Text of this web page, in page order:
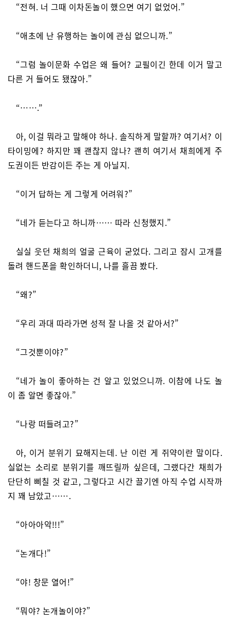
“전혀. 너 그때 이차돈놀이 했으면 여기 없었어.”
“애초에 난 유행하는 놀이에 관심 없으니까.”
“그럼 놀이문화 수업은 왜 들어? 교필이긴 한데 이거 말고
다른 거 들어도 됐잖아.”
“…….”
아, 이걸 뭐라고 말해야 하나. 솔직하게 말할까? 여기서? 이
타이밍에? 하지만 꽤 괜찮지 않나? 괜히 여기서 채희에게 주
도권이든 반감이든 주는 게 아닐지.
“이거 답하는 게 그렇게 어려워?”
“네가 듣는다고 하니까…… 따라 신청했지.”
실실 웃던 채희의 얼굴 근육이 굳었다. 그리고 잠시 고개를
돌려 핸드폰을 확인하더니, 나를 흘끔 봤다.
“왜?”
“우리 과대 따라가면 성적 잘 나올 것 같아서?”
“그것뿐이야?”
“네가 놀이 좋아하는 건 알고 있었으니까. 이참에 나도 놀
이 좀 알면 좋잖아.”
“나랑 떠들려고?”
아, 이거 분위기 묘해지는데. 난 이런 게 쥐약이란 말이다.
실없는 소리로 분위기를 깨뜨릴까 싶은데, 그랬다간 채희가
단단히 삐칠 것 같고, 그렇다고 시간 끌기엔 아직 수업 시작까
지 꽤 남았고…….
“아아아악!!!”
“논개다!”
“야! 창문 열어!”
“뭐야? 논개놀이야?”